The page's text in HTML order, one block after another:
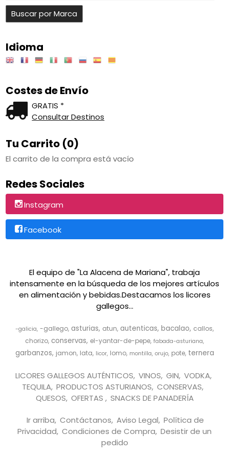
Idioma
Costes de Envío
GRATIS *
Consultar Destinos
Tu Carrito (0)
El carrito de la compra está vacío
Redes Sociales
Instagram
Facebook
El equipo de "La Alacena de Mariana", trabaja
intensamente en la búsqueda de los mejores artículos
en alimentación y bebidas.Destacamos los licores
gallegos...
-galicia -gallego asturias atun autenticas bacalao callos
chorizo conservas el-yantar-de-pepe fabada-asturiana
garbanzos jamon lata licor lomo montilla orujo pote ternera
LICORES GALLEGOS AUTÉNTICOS VINOS GIN VODKA
TEQUILA PRODUCTOS ASTURIANOS CONSERVAS
QUESOS OFERTAS SNACKS DE PANADERÍA
Ir arriba Contáctanos Aviso Legal Política de
Privacidad Condiciones de Compra Desistir de un
pedido